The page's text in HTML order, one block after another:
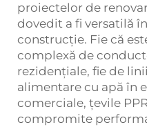
proiectelor de
dovedit a fi versatilă
construcție. Fie că
complexă de
rezidențiale, fie de
alimentare cu apă în
comerciale, țevile
compromite